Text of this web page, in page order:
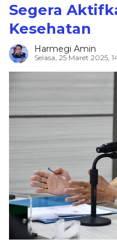
Segera
Kesehatan
Harmegi Amin
Selasa, 25 Maret 2025,